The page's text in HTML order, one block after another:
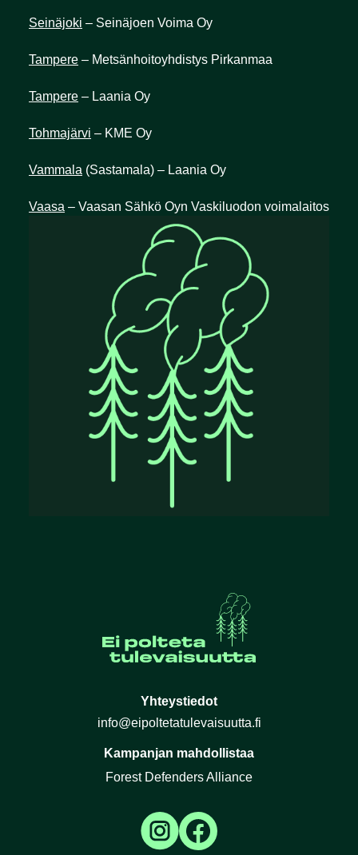
Seinäjoki – Seinäjoen Voima Oy
Tampere – Metsänhoitoyhdistys Pirkanmaa
Tampere – Laania Oy
Tohmajärvi – KME Oy
Vammala (Sastamala) – Laania Oy
Vaasa – Vaasan Sähkö Oyn Vaskiluodon voimalaitos
Yhteystiedot
info@eipoltetatulevaisuutta.fi
Kampanjan mahdollistaa
Forest Defenders Alliance